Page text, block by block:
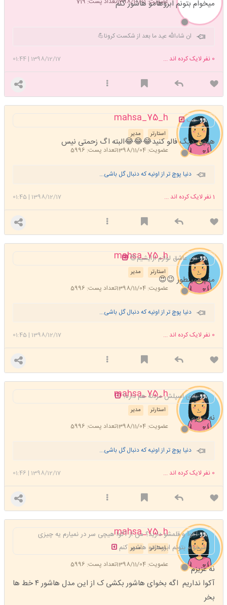
میخوام بتونم ابروهامو هاشور کنم
ان شاءالله عید ما بعد از شکست کرونا💪
1398/12/17
|
01:44 0 نفر لایک کرده اند ...
mahsa_75_h
مدیر استارتر
عضویت: 1398/11/04 تعداد پست: 5996
خب
هیچی دیگ فالو کنید😂😂😂البته اگ زحمتی نیس
دنیا پوچ تر از اونیه که دنبال گل باشی...
1398/12/17
|
01:45 1نفر لایک کرده اند ...
mahsa_75_h
مدیر استارتر
عضویت: 1398/11/04 تعداد پست: 5996
من عاشق لوازم ارایشیم😍
منم همینطور 😉😍
دنیا پوچ تر از اونیه که دنبال گل باشی...
1398/12/17
|
01:45 0 نفر لایک کرده اند ...
mahsa_75_h
مدیر استارتر
عضویت: 1398/11/04 تعداد پست: 5996
بادی اسپلش مردنه هم داره؟
نه عزیزم
دنیا پوچ تر از اونیه که دنبال گل باشی...
1398/12/17
|
01:46 0 نفر لایک کرده اند ...
mahsa_75_h
مدیر استارتر
عضویت: 1398/11/04 تعداد پست: 5996
آکوآ و قلمشو دارید؟ من از آکوا هیچی سر در نمیارم یه چیزی
میخوام بتونم ابروهامو هاشور کنم
نه عزیزم
آکوا نداریم اگه بخوای هاشور بکشی ک از این مدل هاشور ۴ خط ها
بخر